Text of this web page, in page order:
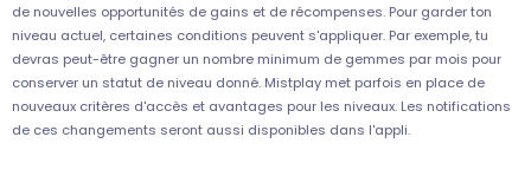
de nouvelles opportunités de gains et de récompenses. Pour garder ton
niveau actuel, certaines conditions peuvent s'appliquer. Par exemple, tu
devras peut-être gagner un nombre minimum de gemmes par mois pour
conserver un statut de niveau donné. Mistplay met parfois en place de
nouveaux critères d'accès et avantages pour les niveaux. Les notifications
de ces changements seront aussi disponibles dans l'appli.